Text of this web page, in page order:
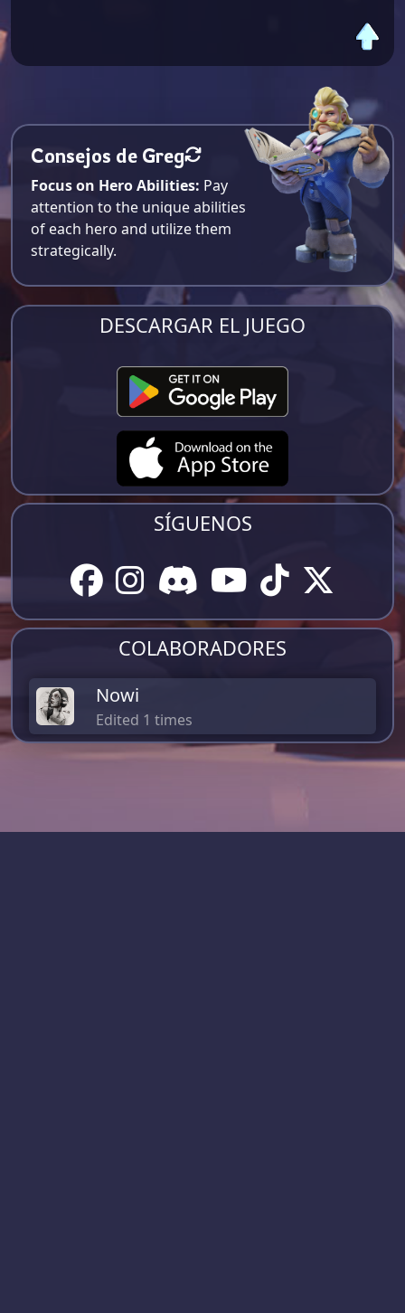
Consejos de Greg
Focus on Hero Abilities: Pay
attention to the unique abilities
of each hero and utilize them
strategically.
DESCARGAR EL JUEGO
SÍGUENOS
COLABORADORES
Nowi
Edited 1 times